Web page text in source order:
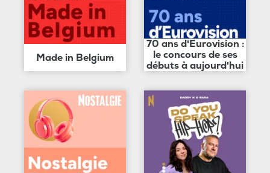
Made in Belgium
70 ans d'Eurovision :
le concours de ses
débuts à aujourd'hui